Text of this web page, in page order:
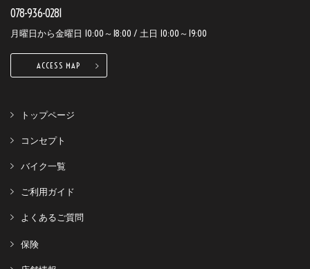
078-936-0281
月曜日から金曜日 10:00～18:00 / 土日 10:00～19:00
ACCESS MAP
トップページ
コンセプト
バイク一覧
ご利用ガイド
よくあるご質問
保険